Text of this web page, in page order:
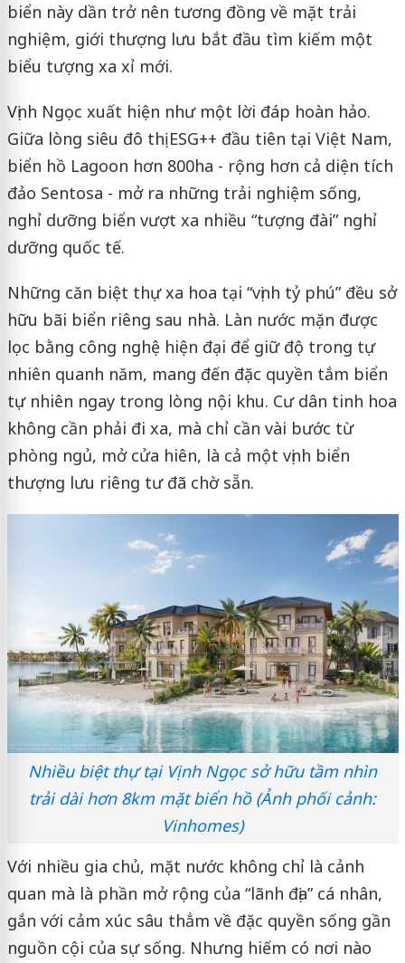
biển này dần trở nên tương đồng về mặt trải
nghiệm, giới thượng lưu bắt đầu tìm kiếm một
biểu tượng xa xỉ mới.
Vịnh Ngọc xuất hiện như một lời đáp hoàn hảo.
Giữa lòng siêu đô thị ESG++ đầu tiên tại Việt Nam,
biển hồ Lagoon hơn 800ha - rộng hơn cả diện tích
đảo Sentosa - mở ra những trải nghiệm sống,
nghỉ dưỡng biển vượt xa nhiều “tượng đài” nghỉ
dưỡng quốc tế.
Những căn biệt thự xa hoa tại “vịnh tỷ phú” đều sở
hữu bãi biển riêng sau nhà. Làn nước mặn được
lọc bằng công nghệ hiện đại để giữ độ trong tự
nhiên quanh năm, mang đến đặc quyền tắm biển
tự nhiên ngay trong lòng nội khu. Cư dân tinh hoa
không cần phải đi xa, mà chỉ cần vài bước từ
phòng ngủ, mở cửa hiên, là cả một vịnh biển
thượng lưu riêng tư đã chờ sẵn.
Nhiều biệt thự tại Vịnh Ngọc sở hữu tầm nhìn
trải dài hơn 8km mặt biển hồ (Ảnh phối cảnh:
Vinhomes)
Với nhiều gia chủ, mặt nước không chỉ là cảnh
quan mà là phần mở rộng của “lãnh địa” cá nhân,
gắn với cảm xúc sâu thẳm về đặc quyền sống gần
nguồn cội của sự sống. Nhưng hiếm có nơi nào